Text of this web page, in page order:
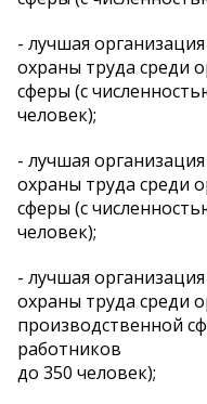
- лучшая
охраны труда среди
сферы (с
человек);
- лучшая
охраны труда среди
сферы (с
человек);
- лучшая
охраны труда
производственной
работников
до 350 человек);